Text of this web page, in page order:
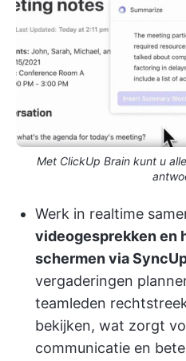
Met ClickUp Brain kunt u
Werk in realtime
videogesprekken en
schermen via
vergaderingen
teamleden
bekijken, wat zorgt
communicatie en